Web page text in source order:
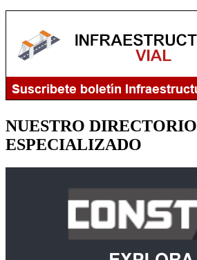
NUESTRO DIRECTORIO
ESPECIALIZADO